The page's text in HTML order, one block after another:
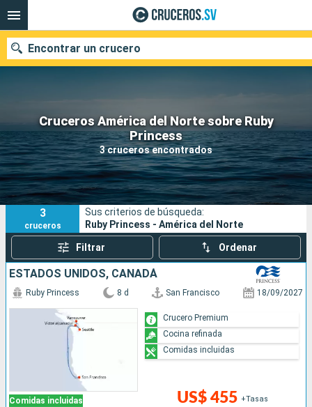
Cruceros América del Norte sobre Ruby
Princess
3 cruceros encontrados
Encontrar un crucero
Nuestros destinos
Fecha de salida
Puertos Compañías
Buscar
3
cruceros
Sus criterios de búsqueda:
Ruby Princess - América del Norte
Filtrar Ordenar
ESTADOS UNIDOS, CANADÁ
Comidas incluidas
Ruby Princess 8 d San Francisco 18/09/2027
US$ 455 +Tasas
Crucero Premium
Cocina refinada
Comidas incluidas